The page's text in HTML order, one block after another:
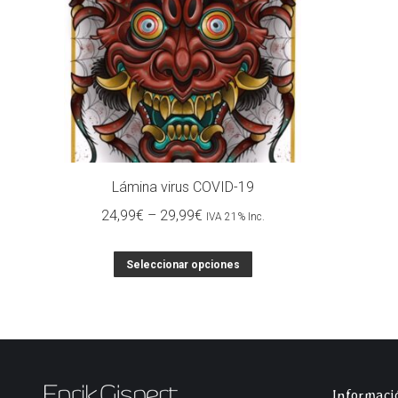
Lámina virus COVID-19
24,99€ – 29,99€ IVA 21% Inc.
Seleccionar opciones